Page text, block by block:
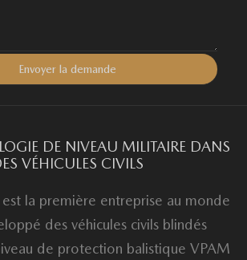
DE NIVEAU MILITAIRE DANS
VÉHICULES CIVILS
la première entreprise au monde
des véhicules civils blindés
de protection balistique VPAM